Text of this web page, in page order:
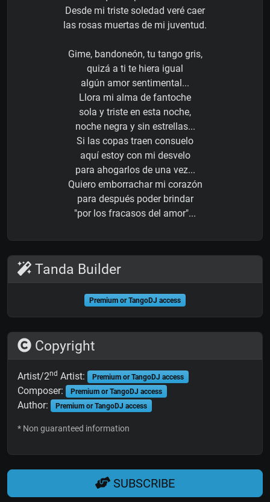
Desde mi triste soledad veré caer
las rosas muertas de mi juventud.
Gime, bandoneón, tu tango gris,
quizá a ti te hiera igual
algún amor sentimental...
Llora mi alma de fantoche
sola y triste en esta noche,
noche negra y sin estrellas...
Si las copas traen consuelo
aquí estoy con mi desvelo
para ahogarlos de una vez...
Quiero emborrachar mi corazón
para después poder brindar
"por los fracasos del amor"...
Tanda Builder
Premium or TangoDJ access
Copyright
Artist/2nd Artist: Premium or TangoDJ access
Composer: Premium or TangoDJ access
Author: Premium or TangoDJ access
* Non guaranteed information
SUBSCRIBE